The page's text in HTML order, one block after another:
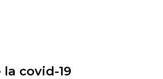
covid-19